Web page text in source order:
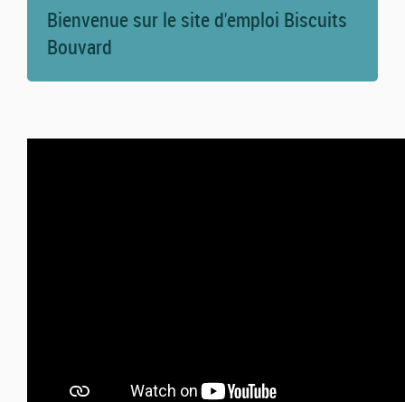
Bienvenue sur le site d'emploi Biscuits
Bouvard